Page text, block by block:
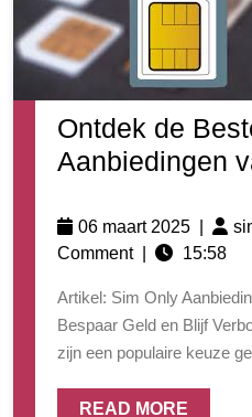
Ontdek de
Aanbiedingen
06 maart 2025
Comment
15:58
Artikel: Sim Only Aanbiedingen Sim Only Aanbiedingen:
Bespaar Geld en Blijf
zijn een populaire keuze
READ MORE